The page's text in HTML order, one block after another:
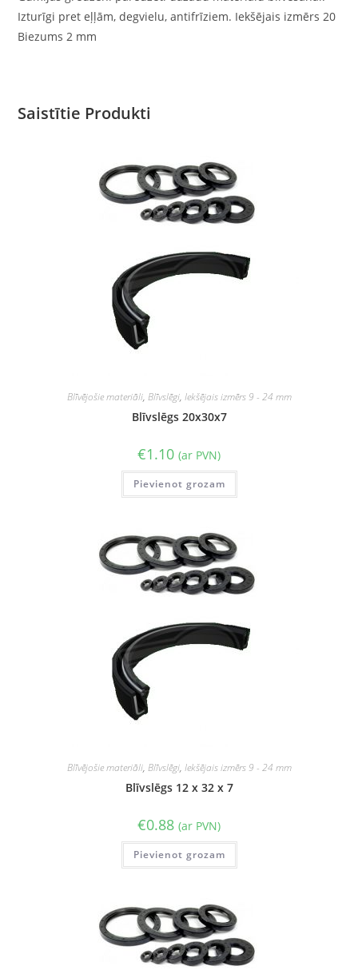
Izturīgi pret eļļām, degvielu, antifrīziem. Iekšējais izmērs 20
Biezums 2 mm
Saistītie Produkti
Blīvējošie materiāli, Blīvslēgi, Iekšējais izmērs 9 - 24 mm
Blīvslēgs 20x30x7
€1.10 (ar PVN)
Pievienot grozam
Blīvējošie materiāli, Blīvslēgi, Iekšējais izmērs 9 - 24 mm
Blīvslēgs 12 x 32 x 7
€0.88 (ar PVN)
Pievienot grozam